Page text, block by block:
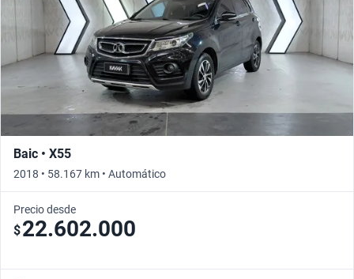
Baic • X55
2018 • 58.167 km • Automático
Precio desde
$22.602.000